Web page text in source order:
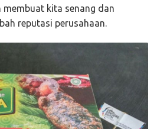
membuat kita senang dan
reputasi perusahaan.